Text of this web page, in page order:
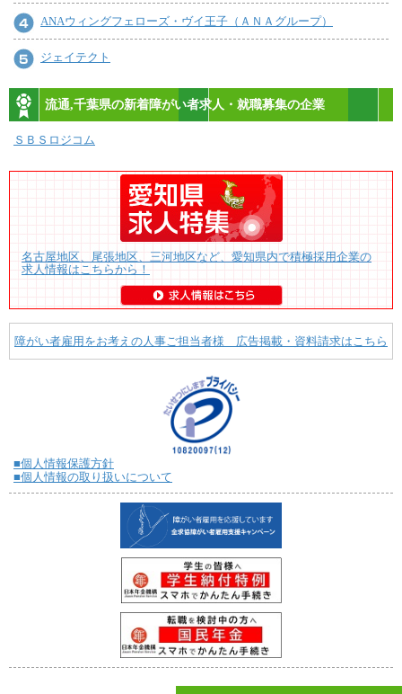
ANAウィングフェローズ・ヴイ王子（ＡＮＡグループ）
ジェイテクト
流通,千葉県の新着障がい者求人・就職募集の企業
ＳＢＳロジコム
名古屋地区、尾張地区、三河地区など、愛知県内で積極採用企業の
求人情報はこちらから！
障がい者雇用をお考えの人事ご担当者様 広告掲載・資料請求はこちら
■個人情報保護方針
■個人情報の取り扱いについて